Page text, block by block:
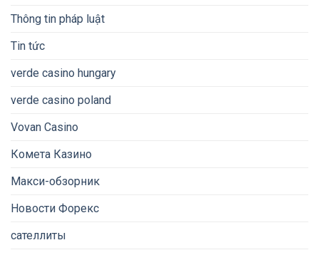
Thông tin pháp luật
Tin tức
verde casino hungary
verde casino poland
Vovan Casino
Комета Казино
Макси-обзорник
Новости Форекс
сателлиты